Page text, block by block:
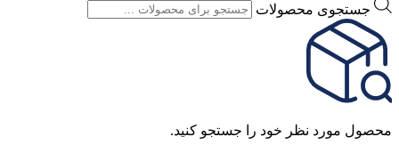
جستجوی محصولات
محصول مورد نظر خود را جستجو کنید.